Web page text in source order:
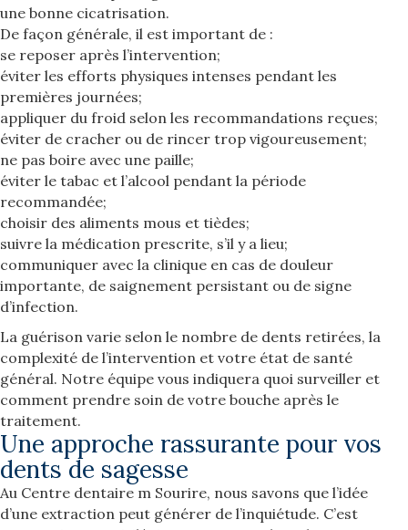
une bonne cicatrisation.
De façon générale, il est important de :
se reposer après l’intervention;
éviter les efforts physiques intenses pendant les
premières journées;
appliquer du froid selon les recommandations reçues;
éviter de cracher ou de rincer trop vigoureusement;
ne pas boire avec une paille;
éviter le tabac et l’alcool pendant la période
recommandée;
choisir des aliments mous et tièdes;
suivre la médication prescrite, s’il y a lieu;
communiquer avec la clinique en cas de douleur
importante, de saignement persistant ou de signe
d’infection.
La guérison varie selon le nombre de dents retirées, la
complexité de l’intervention et votre état de santé
général. Notre équipe vous indiquera quoi surveiller et
comment prendre soin de votre bouche après le
traitement.
Une approche rassurante pour vos
dents de sagesse
Au Centre dentaire m Sourire, nous savons que l’idée
d’une extraction peut générer de l’inquiétude. C’est